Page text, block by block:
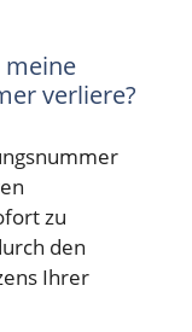
meine
verliere?
zu
den
Ihrer